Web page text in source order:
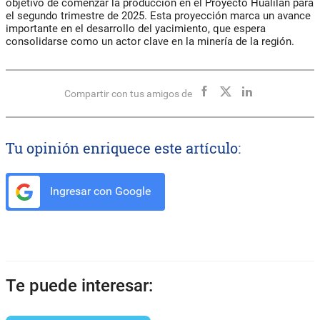
objetivo de comenzar la producción en el Proyecto Hualilán para
el segundo trimestre de 2025. Esta proyección marca un avance
importante en el desarrollo del yacimiento, que espera
consolidarse como un actor clave en la minería de la región.
Compartir con tus amigos de
Tu opinión enriquece este artículo:
Ingresar con Google
Te puede interesar: